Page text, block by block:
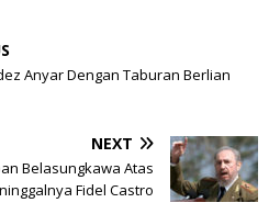
Anyar Dengan Taburan Berlian
NEXT
Belasungkawa Atas
Fidel Castro